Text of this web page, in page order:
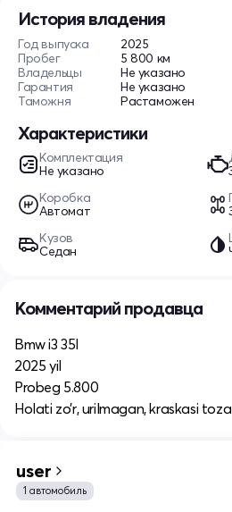
История владения
Год выпуска
2025
Пробег
5 800 км
Владельцы
Не указано
Гарантия
Не указано
Таможня
Растаможен
Характеристики
Комплектация
Не указано
Коробка
Автомат
Кузов
Седан
Комментарий продавца
Bmw i3 35l
2025 yil
Probeg 5.800
Holati zo’r, urilmagan, kraskasi toza
user
1 автомобиль